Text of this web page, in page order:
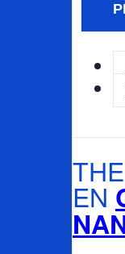
EN